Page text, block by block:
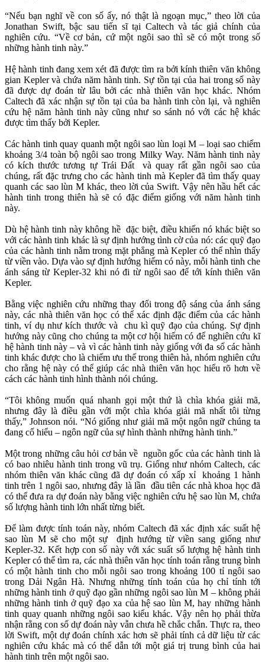
“Nếu bạn nghĩ về con số ấy, nó thật là ngoạn mục,” theo lời của
Jonathan Swift, bậc sau tiến sĩ tại Caltech và tác giả chính của
nghiên cứu. “Về cơ bản, cứ một ngôi sao thì sẽ có một trong số
những hành tinh này.”
Hệ hành tinh đang xem xét đã được tìm ra bởi kính thiên văn không
gian Kepler và chứa năm hành tinh. Sự tồn tại của hai trong số này
đã được dự đoán từ lâu bởi các nhà thiên văn học khác. Nhóm
Caltech đã xác nhận sự tồn tại của ba hành tinh còn lại, và nghiên
cứu hệ năm hành tinh này cũng như so sánh nó với các hệ khác
được tìm thấy bởi Kepler.
Các hành tinh quay quanh một ngôi sao lùn loại M – loại sao chiếm
khoảng 3/4 toàn bộ ngôi sao trong Milky Way. Năm hành tinh này
có kích thước tương tự Trái Đất và quay rất gần ngôi sao của
chúng, rất đặc trưng cho các hành tinh mà Kepler đã tìm thấy quay
quanh các sao lùn M khác, theo lời của Swift. Vậy nên hầu hết các
hành tinh trong thiên hà sẽ có đặc điểm giống với năm hành tinh
này.
Dù hệ hành tinh này không hề đặc biệt, điều khiến nó khác biệt so
với các hành tinh khác là sự định hướng tình cờ của nó: các quỹ đạo
của các hành tinh nằm trong mặt phẳng mà Kepler có thể nhìn thấy
từ viền vào. Dựa vào sự định hướng hiếm có này, mỗi hành tinh che
ánh sáng từ Kepler-32 khi nó đi từ ngôi sao để tới kính thiên văn
Kepler.
Bằng việc nghiên cứu những thay đổi trong độ sáng của ánh sáng
này, các nhà thiên văn học có thể xác định đặc điểm của các hành
tinh, ví dụ như kích thước và chu kì quỹ đạo của chúng. Sự định
hướng này cũng cho chúng ta một cơ hội hiếm có để nghiên cứu kĩ
hệ hành tinh này – và vì các hành tinh này giống với đa số các hành
tinh khác được cho là chiếm ưu thế trong thiên hà, nhóm nghiên cứu
cho rằng hệ này có thể giúp các nhà thiên văn học hiểu rõ hơn về
cách các hành tinh hình thành nói chúng.
“Tôi không muốn quá nhanh gọi một thứ là chìa khóa giải mã,
nhưng đây là điều gần với một chìa khóa giải mã nhất tôi từng
thấy,” Johnson nói. “Nó giống như giải mã một ngôn ngữ chúng ta
đang cố hiểu – ngôn ngữ của sự hình thành những hành tinh.”
Một trong những câu hỏi cơ bản về nguồn gốc của các hành tinh là
có bao nhiêu hành tinh trong vũ trụ. Giống như nhóm Caltech, các
nhóm thiên văn khác cũng đã dự đoán có xấp xỉ khoảng 1 hành
tinh trên 1 ngôi sao, nhưng đây là lần đầu tiên các nhà khoa học đã
có thể đưa ra dự đoán này bằng việc nghiên cứu hệ sao lùn M, chứa
số lượng hành tinh lớn nhất từng biết.
Để làm được tính toán này, nhóm Caltech đã xác định xác suất hệ
sao lùn M sẽ cho một sự định hướng từ viền sang giống như
Kepler-32. Kết hợp con số này với xác suất số lượng hệ hành tinh
Kepler có thể tìm ra, các nhà thiên văn học tính toán rằng trung bình
có một hành tinh cho mỗi ngôi sao trong khoảng 100 tỉ ngôi sao
trong Dải Ngân Hà. Nhưng những tính toán của họ chỉ tính tới
những hành tinh ở quỹ đạo gần những ngôi sao lùn M – không phải
những hành tinh ở quỹ đạo xa của hệ sao lùn M, hay những hành
tinh quay quanh những ngôi sao kiểu khác. Vậy nên họ phải thừa
nhận rằng con số dự đoán này vẫn chưa hề chắc chắn. Thực ra, theo
lời Swift, một dự đoán chính xác hơn sẽ phải tính cả dữ liệu từ các
nghiên cứu khác mà có thể dẫn tới một giá trị trung bình của hai
hành tinh trên một ngôi sao.